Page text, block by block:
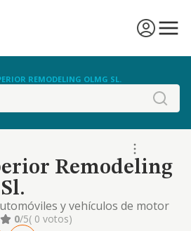
REMODELING OLMG SL.
Remodeling
y vehículos de motor
0/5( 0 votos)